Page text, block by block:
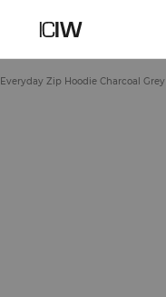
Everyday Zip Hoodie Charcoal Grey